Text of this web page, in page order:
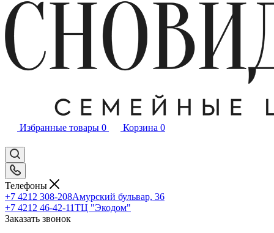
Избранные товары 0 Корзина 0
Телефоны
+7 4212 308-208Амурский бульвар, 36
+7 4212 46-42-11ТЦ "Экодом"
Заказать звонок